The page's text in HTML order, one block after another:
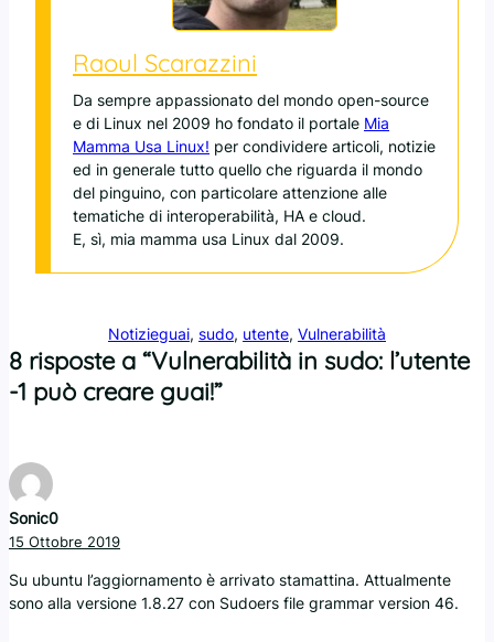
Raoul Scarazzini
Da sempre appassionato del mondo open-source
e di Linux nel 2009 ho fondato il portale Mia
Mamma Usa Linux! per condividere articoli, notizie
ed in generale tutto quello che riguarda il mondo
del pinguino, con particolare attenzione alle
tematiche di interoperabilità, HA e cloud.
E, sì, mia mamma usa Linux dal 2009.
Notizieguai, sudo, utente, Vulnerabilità
8 risposte a “Vulnerabilità in sudo: l’utente
-1 può creare guai!”
Sonic0
15 Ottobre 2019
Su ubuntu l’aggiornamento è arrivato stamattina. Attualmente
sono alla versione 1.8.27 con Sudoers file grammar version 46.